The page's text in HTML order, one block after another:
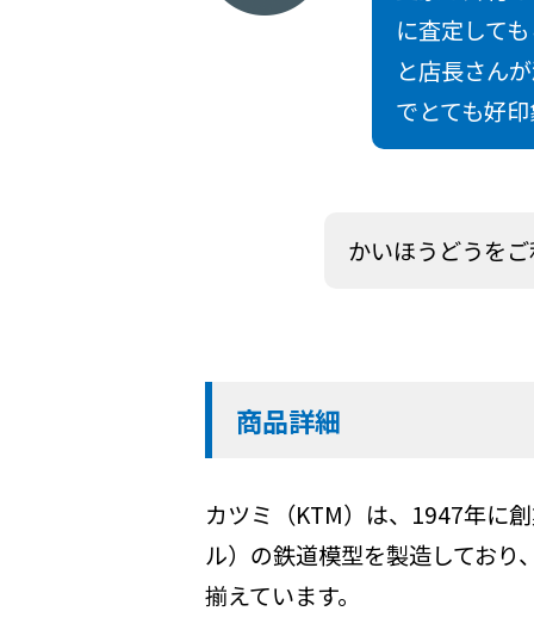
に査定して
と店長さん
でとても好
かいほうどうを
商品詳細
カツミ（KTM）は、1947年に
ル）の鉄道模型を製造してお
揃えています。